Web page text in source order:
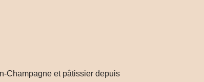
Champagne et pâtissier depuis